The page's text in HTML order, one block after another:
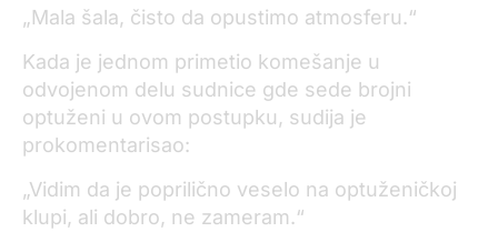
„Mala šala, čisto da opustimo atmosferu.“
Kada je jednom primetio komešanje u
odvojenom delu sudnice gde sede brojni
optuženi u ovom postupku, sudija je
prokomentarisao:
„Vidim da je poprilično veselo na optuženičkoj
klupi, ali dobro, ne zameram.“